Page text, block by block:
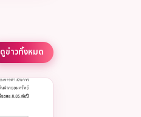
ต่อปี
6.00%
ต่อปี
ดูข่าวทั้งหมด